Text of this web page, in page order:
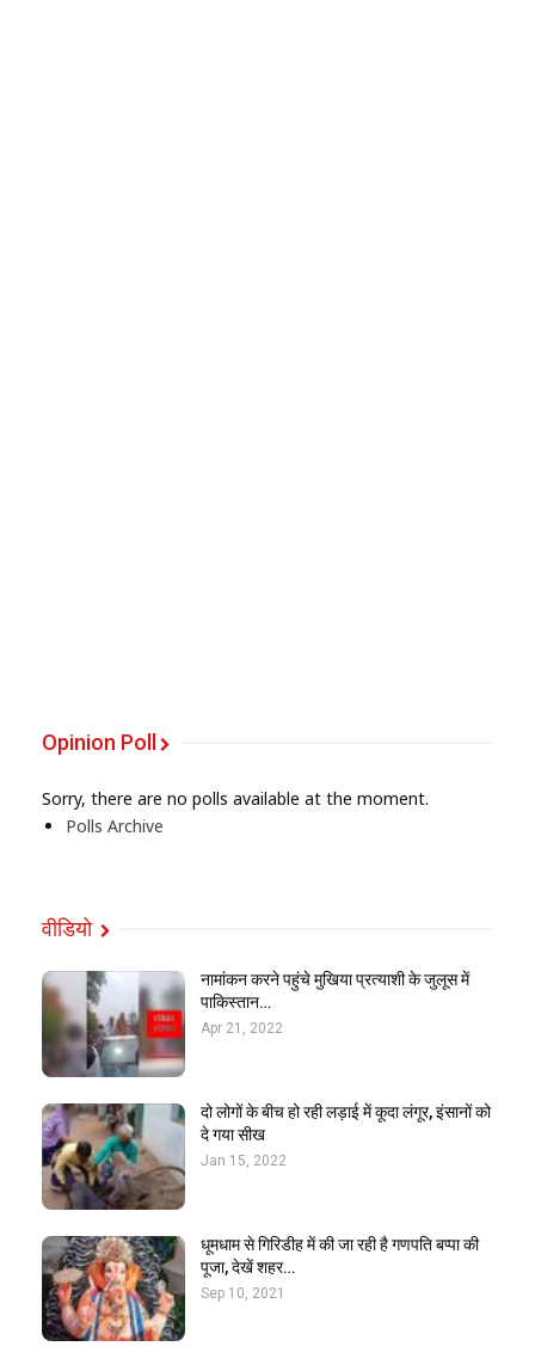
Opinion Poll
Sorry, there are no polls available at the moment.
Polls Archive
वीडियो
नामांकन करने पहुंचे मुखिया प्रत्याशी के जुलूस में
पाकिस्तान…
Apr 21, 2022
दो लोगों के बीच हो रही लड़ाई में कूदा लंगूर, इंसानों को
दे गया सीख
Jan 15, 2022
धूमधाम से गिरिडीह में की जा रही है गणपति बप्पा की
पूजा, देखें शहर…
Sep 10, 2021